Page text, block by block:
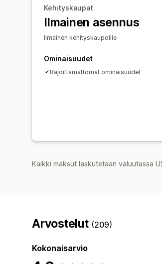
Kehityskaupat
Ilmainen asennus
Ilmainen kehityskaupoille
Ominaisuudet
Rajoittamattomat ominaisuudet
Kaikki maksut laskutetaan valuutassa
Arvostelut (209)
Kokonaisarvio